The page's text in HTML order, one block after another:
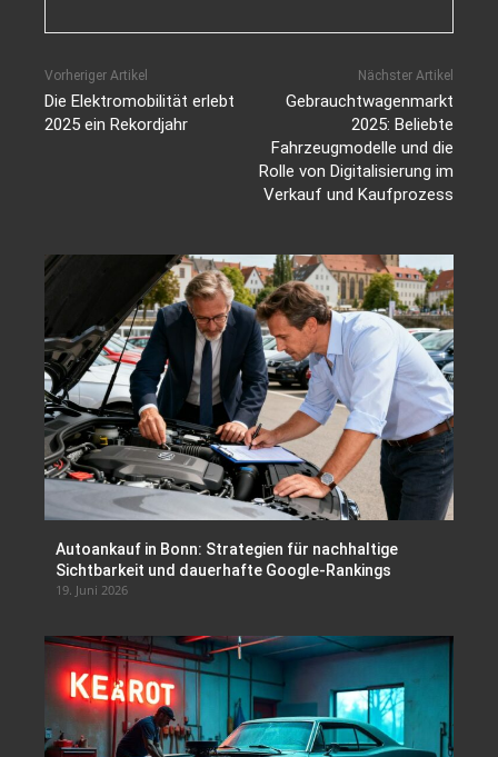
Vorheriger Artikel
Die Elektromobilität erlebt
2025 ein Rekordjahr
Nächster Artikel
Gebrauchtwagenmarkt
2025: Beliebte
Fahrzeugmodelle und die
Rolle von Digitalisierung im
Verkauf und Kaufprozess
Autoankauf in Bonn: Strategien für nachhaltige
Sichtbarkeit und dauerhafte Google-Rankings
19. Juni 2026